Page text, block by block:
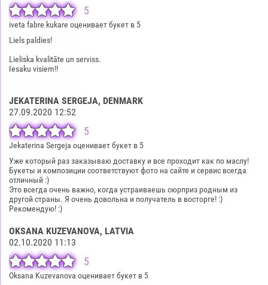
5
iveta fabre kukare оценивает букет в 5
Liels paldies!
Lieliska kvalitāte un serviss.
Iesaku visiem!!
JEKATERINA SERGEJA, DENMARK
27.09.2020 12:52
5
Jekaterina Sergeja оценивает букет в 5
Уже который раз заказываю доставку и все проходит как по маслу!
Букеты и композиции соответствуют фото на сайте и сервис всегда
отличный :)
Это всегда очень важно, когда устраиваешь сюрприз родным из
другой страны. Я очень довольна и получатель в восторге! :)
Рекомендую! :)
OKSANA KUZEVANOVA, LATVIA
02.10.2020 11:13
5
Oksana Kuzevanova оценивает букет в 5